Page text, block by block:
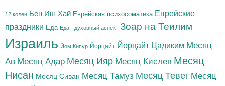
12 колен Бен Иш Хай Еврейская психосоматика Еврейские
праздники Еда Еда - духовный аспект Зоар на Теилим
Израиль Йом Кипур Йорцайт Йорцайт Цадиким Месяц
Ав Месяц Адар Месяц Ияр Месяц Кислев Месяц
Нисан Месяц Сиван Месяц Тамуз Месяц Тевет Месяц